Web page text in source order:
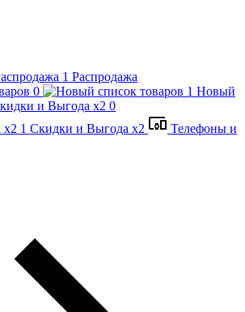
Распродажа
Новый
Скидки и Выгода x2
Телефоны и